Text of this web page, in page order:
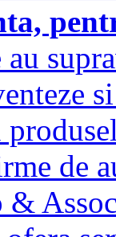
de
&